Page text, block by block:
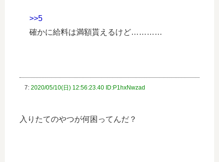
>>5
確かに給料は満額貰えるけど…………
7: 2020/05/10(日) 12:56:23.40 ID:P1hxNwzad
入りたてのやつが何困ってんだ？